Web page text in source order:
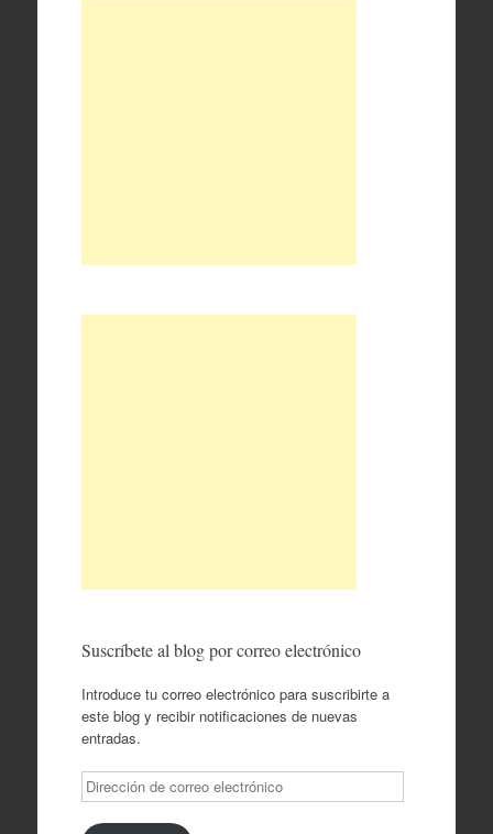
Suscríbete al blog por correo electrónico
Introduce tu correo electrónico para suscribirte a
este blog y recibir notificaciones de nuevas
entradas.
Dirección
de
correo